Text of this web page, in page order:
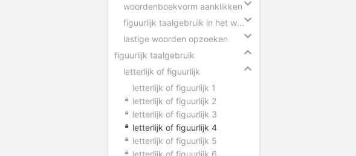
woordenboekvorm aanklikken
figuurlijk taalgebruik in het woordenboek
lastige woorden opzoeken
figuurlijk taalgebruik
letterlijk of figuurlijk
letterlijk of figuurlijk 1
letterlijk of figuurlijk 2
letterlijk of figuurlijk 3
letterlijk of figuurlijk 4
letterlijk of figuurlijk 5
letterlijk of figuurlijk 6